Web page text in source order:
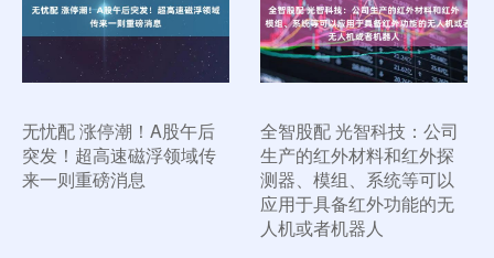
无忧配 涨停潮！A股午后
突发！超高速磁浮领域传
来一则重磅消息
全智股配 光智科技：公司
生产的红外材料和红外探
测器、模组、系统等可以
应用于具备红外功能的无
人机或者机器人